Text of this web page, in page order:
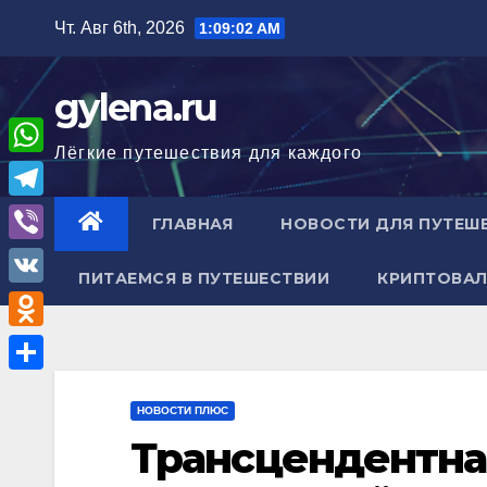
содержимому
Чт. Авг 6th, 2026 1:09:03 AM
gylena.ru
Лёгкие путешествия для каждого
ГЛАВНАЯ НОВОСТИ ДЛЯ
ПИТАЕМСЯ В ПУТЕШЕСТВИИ
НОВОСТИ ПЛЮС
W
h
a
A
T
e
l
e
g
V
i
b
e
V
K
O